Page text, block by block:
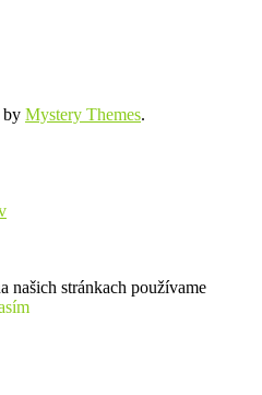
by Mystery Themes.
našich stránkach používame